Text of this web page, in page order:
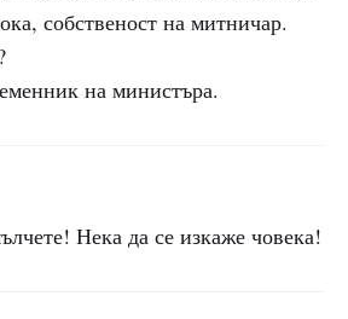
собственост на митничар.
на министъра.
Нека да се изкаже човека!